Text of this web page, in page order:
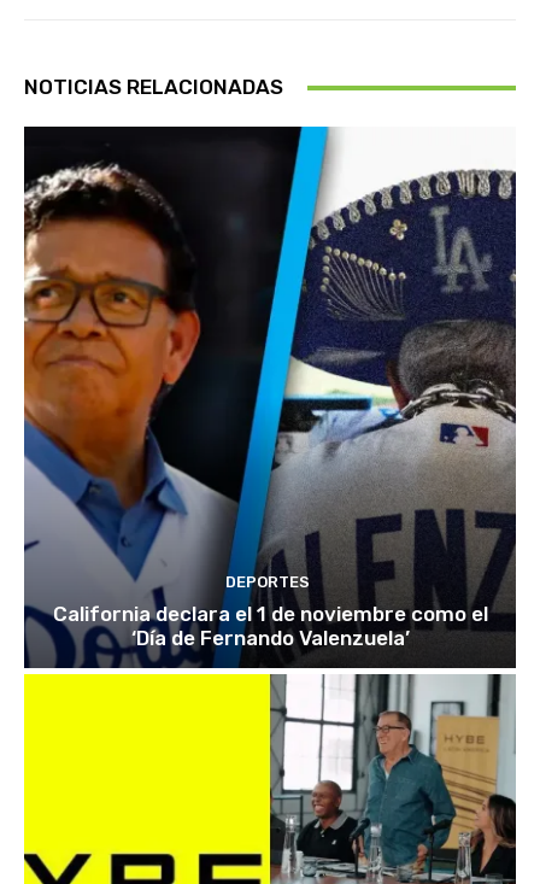
NOTICIAS RELACIONADAS
DEPORTES
California declara el 1 de noviembre como el
‘Día de Fernando Valenzuela’